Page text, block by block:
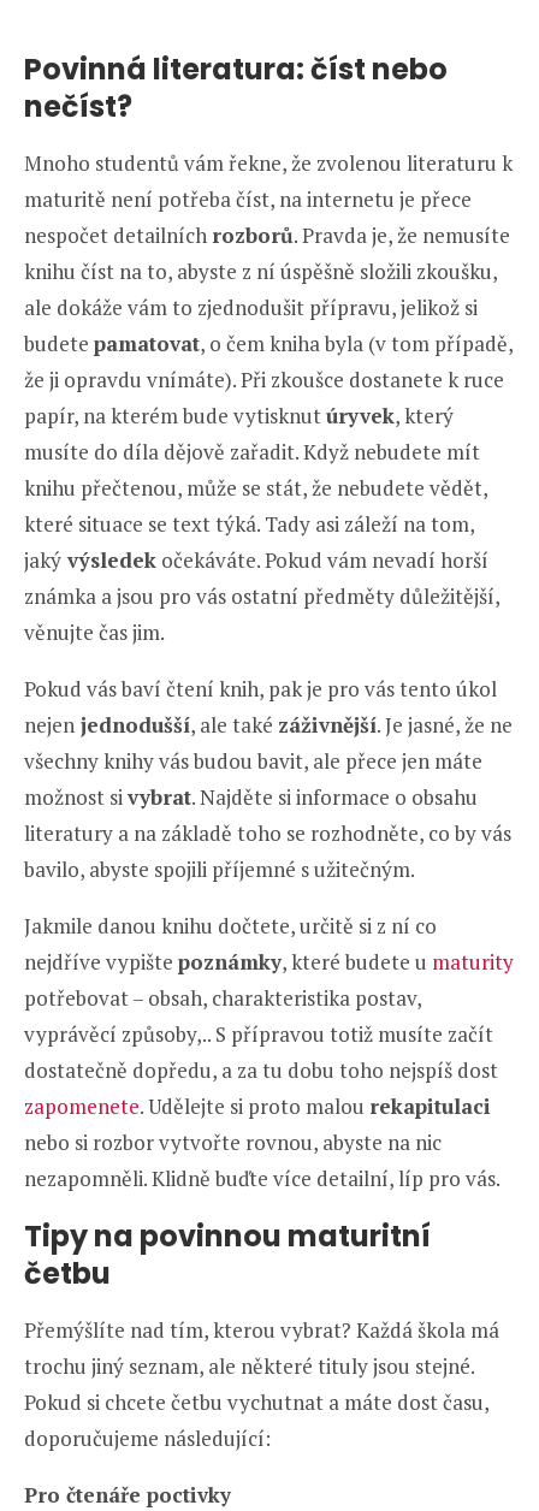
Povinná literatura: číst nebo
nečíst?
Mnoho studentů vám řekne, že zvolenou literaturu k
maturitě není potřeba číst, na internetu je přece
nespočet detailních rozborů. Pravda je, že nemusíte
knihu číst na to, abyste z ní úspěšně složili zkoušku,
ale dokáže vám to zjednodušit přípravu, jelikož si
budete pamatovat, o čem kniha byla (v tom případě,
že ji opravdu vnímáte). Při zkoušce dostanete k ruce
papír, na kterém bude vytisknutúryvek, který
musíte do díla dějově zařadit. Když nebudete mít
knihu přečtenou, může se stát, že nebudete vědět,
které situace se text týká. Tady asi záleží na tom,
jaký výsledek očekáváte. Pokud vám nevadí horší
známka a jsou pro vás ostatní předměty důležitější,
věnujte čas jim.
Pokud vás baví čtení knih, pak je pro vás tento úkol
nejen jednodušší, ale také záživnější. Je jasné, že ne
všechny knihy vás budou bavit, ale přece jen máte
možnost sivybrat. Najděte si informace o obsahu
literatury a na základě toho se rozhodněte, co by vás
bavilo, abyste spojili příjemné s užitečným.
Jakmile danou knihu dočtete, určitě si z ní co
nejdříve vypište poznámky, které budete u maturity
potřebovat – obsah, charakteristika postav,
vyprávěcí způsoby,.. S přípravou totiž musíte začít
dostatečně dopředu, a za tu dobu toho nejspíš dost
zapomenete. Udělejte si proto malou rekapitulaci
nebo si rozbor vytvořte rovnou, abyste na nic
nezapomněli. Klidně buďte více detailní, líp pro vás.
Tipy na povinnou maturitní
četbu
Přemýšlíte nad tím, kterou vybrat? Každá škola má
trochu jiný seznam, ale některé tituly jsou stejné.
Pokud si chcete četbu vychutnat a máte dost času,
doporučujeme následující:
Pro čtenáře poctivky